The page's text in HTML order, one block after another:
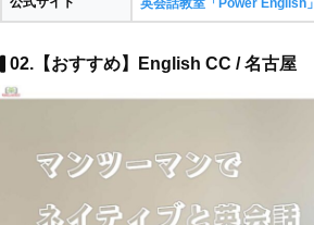
英会話教室「Power English」
02.【おすすめ】English CC / 名古屋